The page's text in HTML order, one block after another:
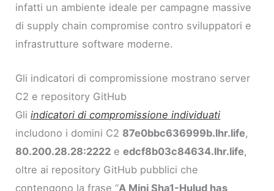
infatti un ambiente ideale per campagne massive
di supply chain compromise contro sviluppatori e
infrastrutture software moderne.
Gli indicatori di compromissione mostrano server
C2 e repository GitHub
Gliindicatori di compromissione individuati
includono i domini C2 87e0bbc636999b.lhr.life,
80.200.28.28:2222 eedcf8b03c84634.lhr.life,
oltre ai repository GitHub pubblici che
contengono la frase “A Mini Sha1-Hulud has